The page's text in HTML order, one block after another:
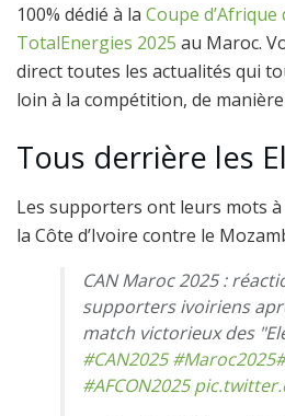
100% dédié à la Coupe d’Afrique
TotalEnergies 2025 au Maroc.
direct toutes les actualités qui
loin à la compétition, de
Tous derrière les
Les supporters ont leurs mots
la Côte d’Ivoire contre le
CAN Maroc 2025 :
supporters ivoiriens
match victorieux des
#CAN2025 #Maroc2025
#AFCON2025